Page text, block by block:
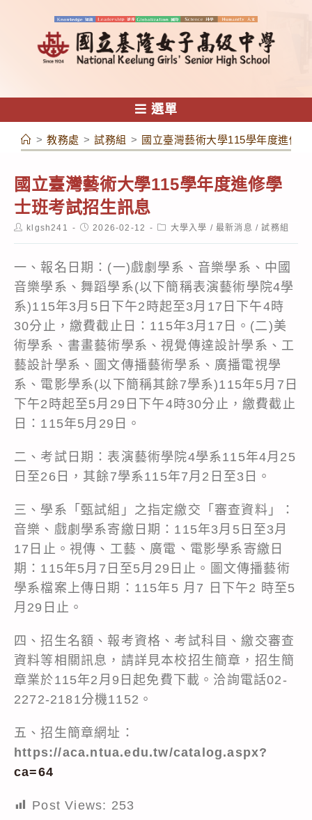
容
選單
> 教務處 > 試務組 > 國立臺灣藝術大學115學年度進修
國立臺灣藝術大學115學年度進修學
士班考試招生訊息
Postklgsh241
Post2026-02-12
Post大學入學 / 最新消息 / 試務組
一、報名日期：(一)戲劇學系、音樂學系、中國
音樂學系、舞蹈學系(以下簡稱表演藝術學院4學
系)115年3月5日下午2時起至3月17日下午4時
30分止，繳費截止日：115年3月17日。(二)美
術學系、書畫藝術學系、視覺傳達設計學系、工
藝設計學系、圖文傳播藝術學系、廣播電視學
系、電影學系(以下簡稱其餘7學系)115年5月7日
下午2時起至5月29日下午4時30分止，繳費截止
日：115年5月29日。
二、考試日期：表演藝術學院4學系115年4月25
日至26日，其餘7學系115年7月2日至3日。
三、學系「甄試組」之指定繳交「審查資料」：
音樂、戲劇學系寄繳日期：115年3月5日至3月
17日止。視傳、工藝、廣電、電影學系寄繳日
期：115年5月7日至5月29日止。圖文傳播藝術
學系檔案上傳日期：115年5 月7 日下午2 時至5
月29日止。
四、招生名額、報考資格、考試科目、繳交審查
資料等相關訊息，請詳見本校招生簡章，招生簡
章業於115年2月9日起免費下載。洽詢電話02-
2272-2181分機1152。
五、招生簡章網址：
https://aca.ntua.edu.tw/catalog.aspx?
ca=64
Post Views: 253